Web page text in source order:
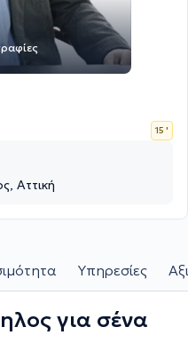
15 '
Αττική
Υπηρεσίες
για σένα